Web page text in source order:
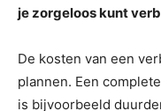
je zorgeloos kunt
De kosten van een
plannen. Een
is bijvoorbeeld